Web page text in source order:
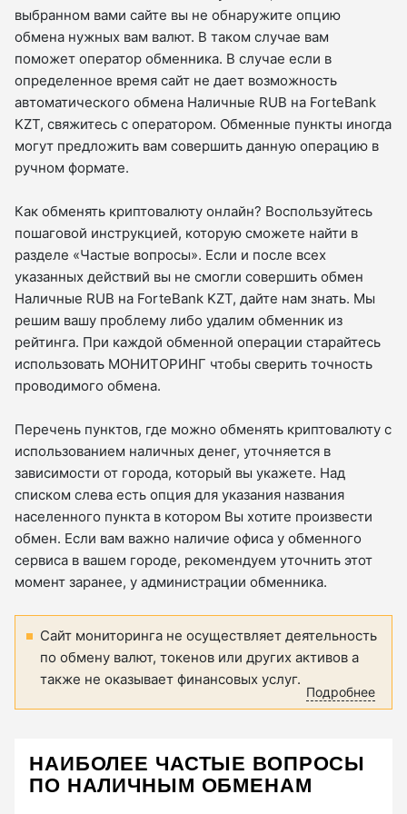
выбранном вами сайте вы не обнаружите опцию
обмена нужных вам валют. В таком случае вам
поможет оператор обменника. В случае если в
определенное время сайт не дает возможность
автоматического обмена Наличные RUB на ForteBank
KZT, свяжитесь с оператором. Обменные пункты иногда
могут предложить вам совершить данную операцию в
ручном формате.
Как обменять криптовалюту онлайн? Воспользуйтесь
пошаговой инструкцией, которую сможете найти в
разделе «Частые вопросы». Если и после всех
указанных действий вы не смогли совершить обмен
Наличные RUB на ForteBank KZT, дайте нам знать. Мы
решим вашу проблему либо удалим обменник из
рейтинга. При каждой обменной операции старайтесь
использовать МОНИТОРИНГ чтобы сверить точность
проводимого обмена.
Перечень пунктов, где можно обменять криптовалюту с
использованием наличных денег, уточняется в
зависимости от города, который вы укажете. Над
списком слева есть опция для указания названия
населенного пункта в котором Вы хотите произвести
обмен. Если вам важно наличие офиса у обменного
сервиса в вашем городе, рекомендуем уточнить этот
момент заранее, у администрации обменника.
Сайт мониторинга не осуществляет деятельность
по обмену валют, токенов или других активов а
также не оказывает финансовых услуг.
Подробнее
НАИБОЛЕЕ ЧАСТЫЕ ВОПРОСЫ
ПО НАЛИЧНЫМ ОБМЕНАМ